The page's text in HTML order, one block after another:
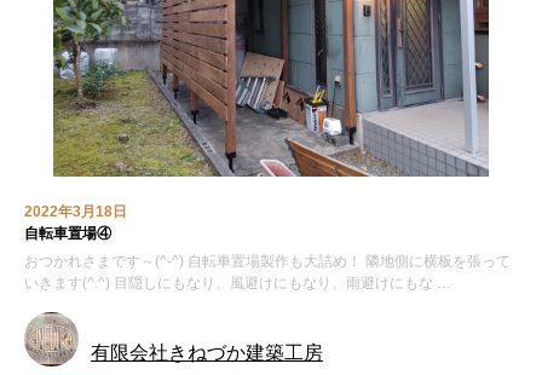
2022年3月18日
自転車置場④
おつかれさまです～(^-^) 自転車置場製作も大詰め！ 隣地側に横板を張って
いきます(^.^) 目隠しにもなり、風避けにもなり、雨避けにもな …
有限会社きねづか建築工房